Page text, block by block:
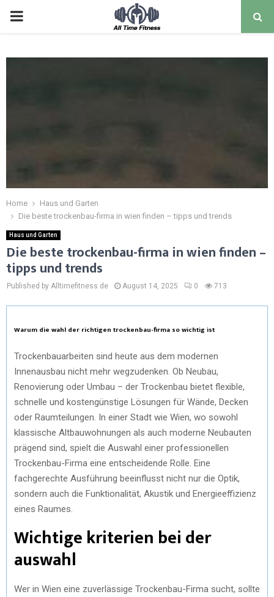
Home
Haus und Garten
Die beste trockenbau-firma in wien finden – tipps und trends
Haus und Garten
Die beste trockenbau-firma in wien finden –
tipps und trends
Published by Alltimefitness.de August 14, 2025 0 713
Warum die wahl der richtigen trockenbau-firma so wichtig ist
Trockenbauarbeiten sind heute aus dem modernen
Innenausbau nicht mehr wegzudenken. Ob Neubau,
Renovierung oder Umbau – der Trockenbau bietet flexible,
schnelle und kostengünstige Lösungen für Wände, Decken
oder Raumteilungen. In einer Stadt wie Wien, wo sowohl
klassische Altbauwohnungen als auch moderne Neubauten
prägend sind, spielt die Auswahl einer professionellen
Trockenbau-Firma eine entscheidende Rolle. Eine
fachgerechte Ausführung beeinflusst nicht nur die Optik,
sondern auch die Funktionalität, Akustik und Energieeffizienz
eines Raumes.
Wichtige kriterien bei der
auswahl
Wer in Wien eine zuverlässige Trockenbau-Firma sucht, sollte